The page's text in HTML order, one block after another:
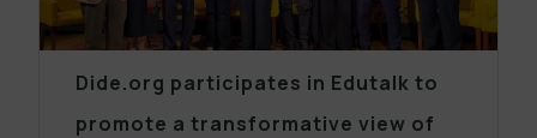
Dide.org participates in Edutalk to
promote a transformative view of